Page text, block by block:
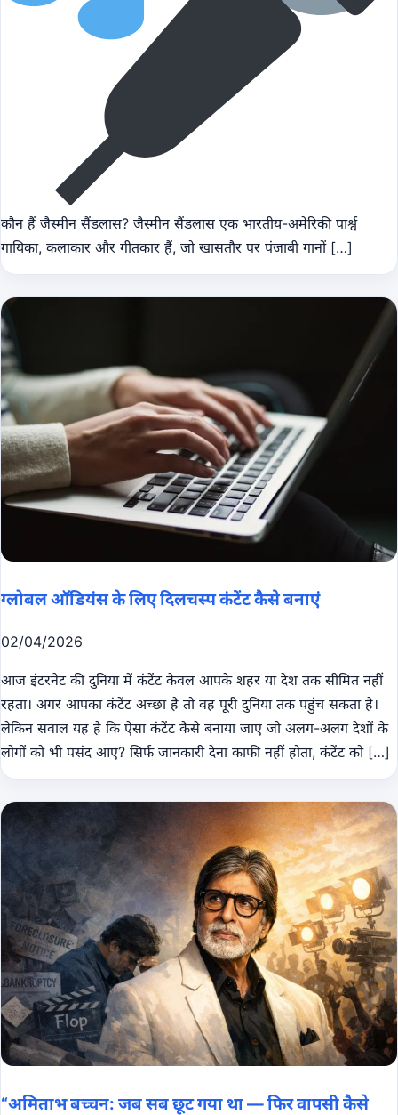
कौन हैं जैस्मीन सैंडलास? जैस्मीन सैंडलास एक भारतीय-अमेरिकी पार्श्व
गायिका, कलाकार और गीतकार हैं, जो खासतौर पर पंजाबी गानों […]
ग्लोबल ऑडियंस के लिए दिलचस्प कंटेंट कैसे बनाएं
02/04/2026
आज इंटरनेट की दुनिया में कंटेंट केवल आपके शहर या देश तक सीमित नहीं
रहता। अगर आपका कंटेंट अच्छा है तो वह पूरी दुनिया तक पहुंच सकता है।
लेकिन सवाल यह है कि ऐसा कंटेंट कैसे बनाया जाए जो अलग-अलग देशों के
लोगों को भी पसंद आए? सिर्फ जानकारी देना काफी नहीं होता, कंटेंट को […]
“अमिताभ बच्चन: जब सब छूट गया था — फिर वापसी कैसे